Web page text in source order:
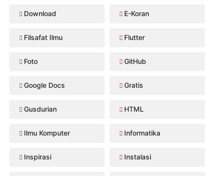
Download E-Koran
Filsafat Ilmu Flutter
Foto GitHub
Google Docs Gratis
Gusdurian HTML
Ilmu Komputer Informatika
Inspirasi Instalasi